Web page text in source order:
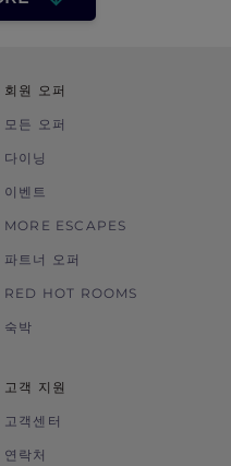
회원 오퍼
모든 오퍼
다이닝
이벤트
MORE ESCAPES
파트너 오퍼
RED HOT ROOMS
숙박
고객 지원
고객센터
연락처